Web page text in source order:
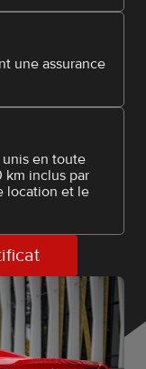
une assurance
unis en toute
inclus par
location et le